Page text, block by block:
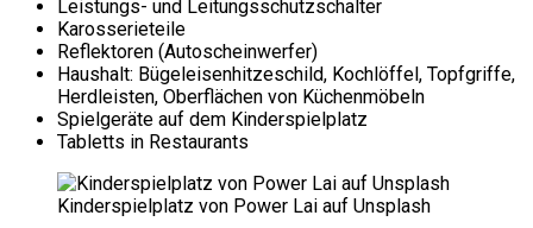
Leistungs- und Leitungsschutzschalter
Karosserieteile
Reflektoren (Autoscheinwerfer)
Haushalt: Bügeleisenhitzeschild, Kochlöffel, Topfgriffe,
Herdleisten, Oberflächen von Küchenmöbeln
Spielgeräte auf dem Kinderspielplatz
Tabletts in Restaurants
Kinderspielplatz von Power Lai auf Unsplash